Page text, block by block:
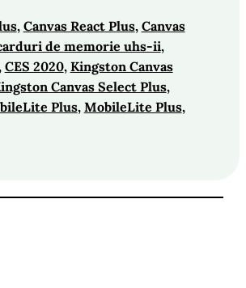
, Canvas React Plus, Canvas
de memorie uhs-ii ,
CES 2020, Kingston Canvas
Canvas Select Plus ,
Plus, MobileLite Plus ,